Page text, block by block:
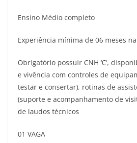
Ensino Médio completo
Experiência mínima de 06 meses
Obrigatório possuir CNH ‘C’,
e vivência com controles de
testar e consertar), rotinas de
(suporte e acompanhamento de
de laudos técnicos
01 VAGA